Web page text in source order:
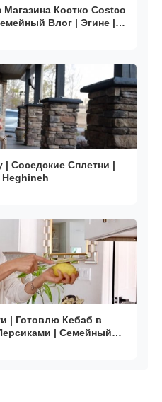
Влог | Эгине |
Соседские Сплетни |
| Готовлю Кебаб в